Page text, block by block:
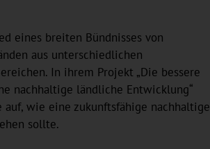
eines breiten Bündnisses von
aus unterschiedlichen
In ihrem Projekt „Die bessere
nachhaltige ländliche Entwicklung“
auf, wie eine zukunftsfähige nachhaltige
sollte.